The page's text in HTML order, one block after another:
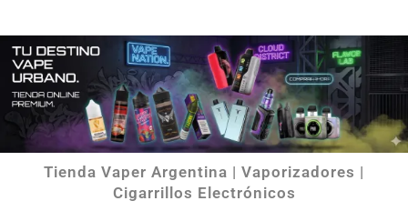
Tienda Vaper Argentina | Vaporizadores |
Cigarrillos Electrónicos